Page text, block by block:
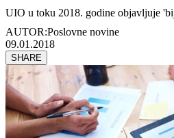
UIO u toku 2018. godine objavljuje
AUTOR:Poslovne novine
09.01.2018
SHARE